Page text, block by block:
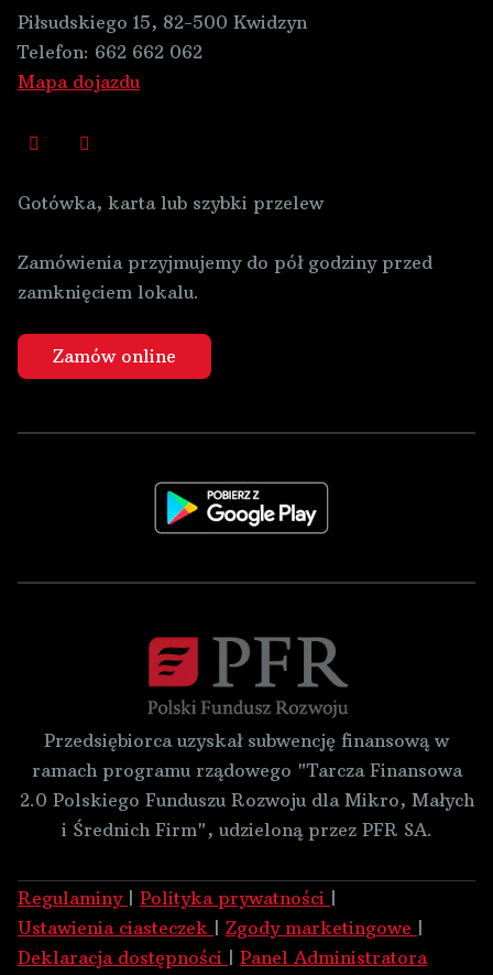
Piłsudskiego 15, 82-500 Kwidzyn
Telefon: 662 662 062
Mapa dojazdu
Gotówka, karta lub szybki przelew
Zamówienia przyjmujemy do pół godziny przed
zamknięciem lokalu.
Zamów online
Przedsiębiorca uzyskał subwencję finansową w
ramach programu rządowego "Tarcza Finansowa
2.0 Polskiego Funduszu Rozwoju dla Mikro, Małych
i Średnich Firm", udzieloną przez PFR SA.
Regulaminy | Polityka prywatności |
Ustawienia ciasteczek | Zgody marketingowe |
Deklaracja dostępności | Panel Administratora